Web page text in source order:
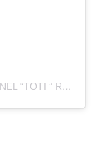
UNA PUBLICACIÓN COMPARTIDA DE LEONEL “TOTI ” RIOS